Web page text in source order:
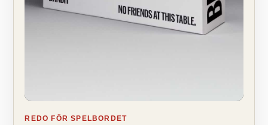
REDO FÖR SPELBORDET